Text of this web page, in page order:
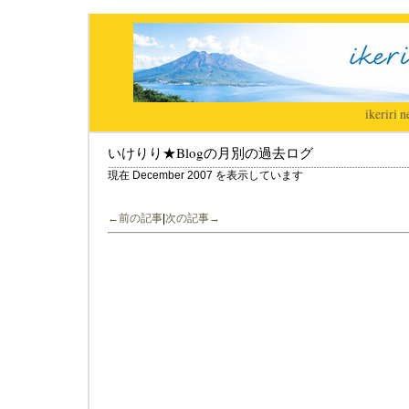
ikeriri|
いけりり★Blogの月別の過去ログ
現在 December 2007 を表示しています
←前の記事 次の記事→